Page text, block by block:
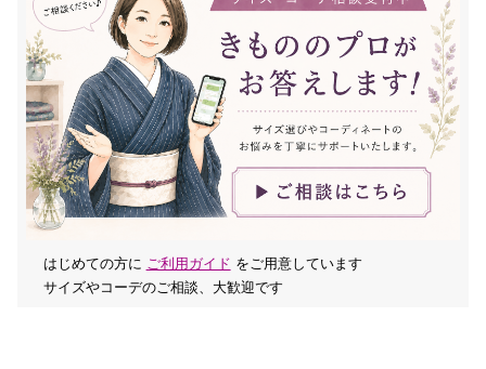
はじめての方に ご利用ガイド をご用意しています
サイズやコーデのご相談、大歓迎です